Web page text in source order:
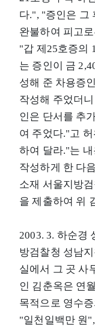
다.", "증인은 그
완불하여 피고
"갑 제25호증의
는 증인이 금
성해 준 차용증
작성해 주었더
인은 단서를 추
여 주었다."고
하여 달라."는
작성하게 한 다
소재 서울지방
을 제출하여 위
2003. 3. 하순경
방검찰청 성남
실에서 그 곳 사
인 김춘옥은 연
목적으로 영수
"일천일백만 원